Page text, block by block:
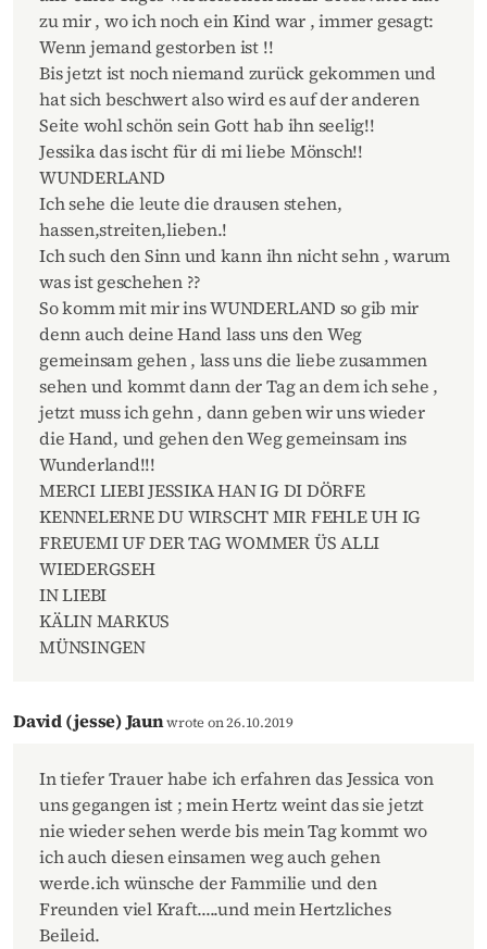
zu mir , wo ich noch ein Kind war , immer gesagt:
Wenn jemand gestorben ist !!
Bis jetzt ist noch niemand zurück gekommen und
hat sich beschwert also wird es auf der anderen
Seite wohl schön sein Gott hab ihn seelig!!
Jessika das ischt für di mi liebe Mönsch!!
WUNDERLAND
Ich sehe die leute die drausen stehen,
hassen,streiten,lieben.!
Ich such den Sinn und kann ihn nicht sehn , warum
was ist geschehen ??
So komm mit mir ins WUNDERLAND so gib mir
denn auch deine Hand lass uns den Weg
gemeinsam gehen , lass uns die liebe zusammen
sehen und kommt dann der Tag an dem ich sehe ,
jetzt muss ich gehn , dann geben wir uns wieder
die Hand, und gehen den Weg gemeinsam ins
Wunderland!!!
MERCI LIEBI JESSIKA HAN IG DI DÖRFE
KENNELERNE DU WIRSCHT MIR FEHLE UH IG
FREUEMI UF DER TAG WOMMER ÜS ALLI
WIEDERGSEH
IN LIEBI
KÄLIN MARKUS
MÜNSINGEN
David (jesse) Jaunwrote on 26.10.2019
In tiefer Trauer habe ich erfahren das Jessica von
uns gegangen ist ; mein Hertz weint das sie jetzt
nie wieder sehen werde bis mein Tag kommt wo
ich auch diesen einsamen weg auch gehen
werde.ich wünsche der Fammilie und den
Freunden viel Kraft.....und mein Hertzliches
Beileid.